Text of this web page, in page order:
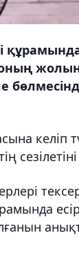
оның
келіп